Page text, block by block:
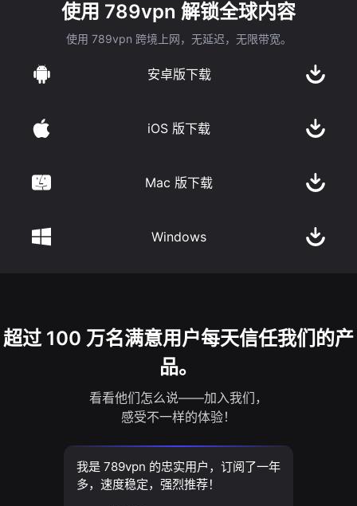
使用 789vpn 解锁全球内容
使用 789vpn 跨境上网，无延迟，无限带宽。
安卓版下载
iOS 版下载
Mac 版下载
Windows
超过 100 万名满意用户每天信任我们的产
品。
看看他们怎么说——加入我们，
感受不一样的体验！
我是 789vpn 的忠实用户，订阅了一年
多，速度稳定，强烈推荐！